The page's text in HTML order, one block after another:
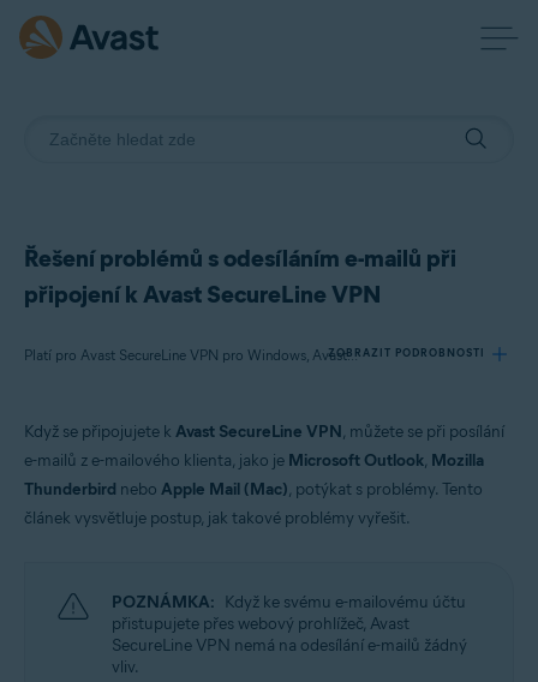
Řešení problémů s odesíláním e-mailů při
připojení k Avast SecureLine VPN
Platí pro Avast SecureLine VPN pro Windows, Avast SecureLine VPN pro Mac
ZOBRAZIT PODROBNOSTI
Produkty:
Avast SecureLine VPN 4.x pro Mac
Microsoft Windows 10 Home / Pro / Enterprise / Education – 32/64bitový
Microsoft Windows 8.1 / Pro / Enterprise – 32/64bitový
Microsoft Windows 8 / Pro / Enterprise – 32/64bitový
Microsoft Windows 7 Home Basic / Home Premium / Professional /
Když se připojujete k Avast SecureLine VPN, můžete se při posílání
e-mailů z e-mailového klienta, jako je Microsoft Outlook, Mozilla
Thunderbird nebo Apple Mail (Mac), potýkat s problémy. Tento
článek vysvětluje postup, jak takové problémy vyřešit.
POZNÁMKA: Když ke svému e-mailovému účtu
přistupujete přes webový prohlížeč, Avast
SecureLine VPN nemá na odesílání e-mailů žádný
vliv.